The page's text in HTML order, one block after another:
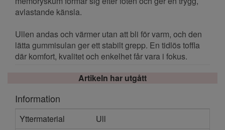
avlastande känsla.
Ullen andas och värmer utan att bli för varm, och den
lätta gummisulan ger ett stabilt grepp. En tidlös toffla
där komfort, kvalitet och enkelhet får vara i fokus.
Artikeln har utgått
Information
Yttermaterial
Ull